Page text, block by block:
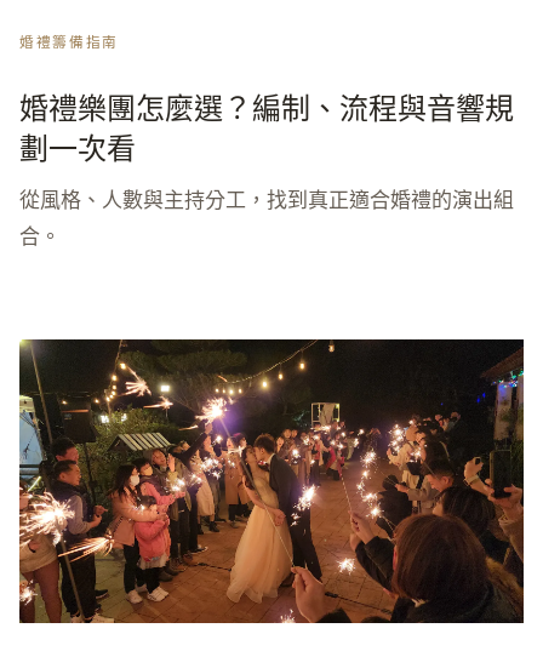
婚禮籌備指南
婚禮樂團怎麼選？編制、流程與音響規
劃一次看
從風格、人數與主持分工，找到真正適合婚禮的演出組
合。